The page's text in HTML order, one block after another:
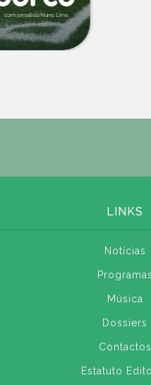
LINKS
Notícias
Programas
Música
Dossiers
Contactos
Estatuto